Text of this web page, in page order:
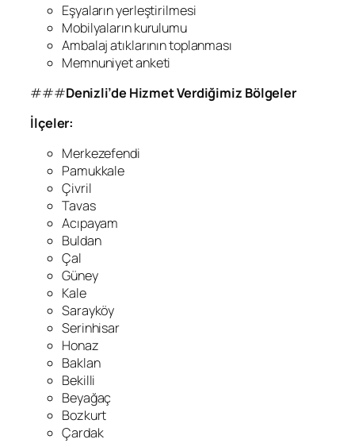
Eşyaların yerleştirilmesi
Mobilyaların kurulumu
Ambalaj atıklarının toplanması
Memnuniyet anketi
###Denizli’de Hizmet Verdiğimiz Bölgeler
İlçeler:
Merkezefendi
Pamukkale
Çivril
Tavas
Acıpayam
Buldan
Çal
Güney
Kale
Sarayköy
Serinhisar
Honaz
Baklan
Bekilli
Beyağaç
Bozkurt
Çardak